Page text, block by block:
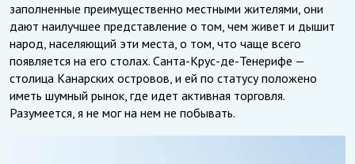
заполненные преимущественно местными жителями, они
дают наилучшее представление о том, чем живет и дышит
народ, населяющий эти места, о том, что чаще всего
появляется на его столах. Санта-Крус-де-Тенерифе —
столица Канарских островов, и ей по статусу положено
иметь шумный рынок, где идет активная торговля.
Разумеется, я не мог на нем не побывать.